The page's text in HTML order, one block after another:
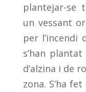
plantejar-se
un vessant
per l’incendi
s’han
d’alzina i de
zona. S’ha